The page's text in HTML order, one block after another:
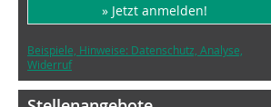
» Jetzt anmelden!
Beispiele, Hinweise: Datenschutz, Analyse,
Widerruf